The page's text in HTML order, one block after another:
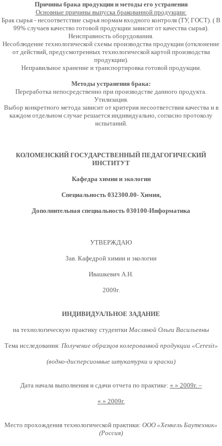
Причины брака продукции и методы его устранения
Основные причины выпуска бракованной продукции:
Брак сырья - несоответствие сырья нормам входного контроля (ТУ, ГОСТ). ( В
99% случаев качество готовой продукции зависит от качества сырья).
Неисправность оборудования.
Несоблюдение технологической схемы производства продукции (отклонение
от действий, предусмотренных технологической картой производства
продукции).
Неправильное хранение и транспортировка готовой продукции.
Методы устранения брака:
Переработка непосредственно при производстве данного продукта.
Утилизация.
Выбор конкретного метода зависит от критерия несоответствия качества и в
каждом отдельном случае решается индивидуально, согласно протоколу
испытаний.
КОЛОМЕНСКИЙ ГОСУДАРСТВЕННЫЙ ПЕДАГОГИЧЕСКИЙ
ИНСТИТУТ
Кафедра химии и экологии
Специальность 032300.00- Химия,
Дополнительная специальность 030100-Информатика
УТВЕРЖДАЮ
Зав. Кафедрой химии и экологии
Ивашкевич А.Н.
2009г.
ИНДИВИДУАЛЬНОЕ ЗАДАНИЕ
на технологическую практику студентки Масляной Ольги Васильевны
Тема исследования: Получение образцов колерованной продукции «Ceresit»
(водно-дисперсионные штукатурки и краски)
Дата начала выполнения и сдачи отчета по практике: « » 2009г. –
« » 2009г.
Место прохождения технологической практики: ООО «Хенкель Баутехник»
(Россия)